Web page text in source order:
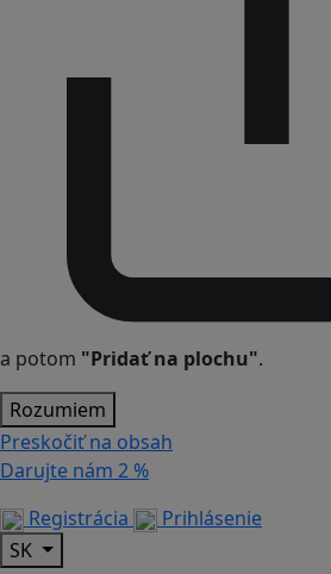
a potom "Pridať na plochu".
Rozumiem
Preskočiť na obsah
Darujte nám 2 %
Registrácia
Prihlásenie
SK